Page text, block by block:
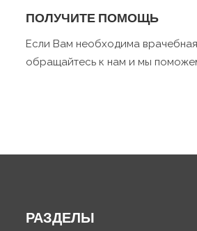
ПОЛУЧИТЕ ПОМОЩЬ
Если Вам необходима
обращайтесь к нам и мы
РАЗДЕЛЫ